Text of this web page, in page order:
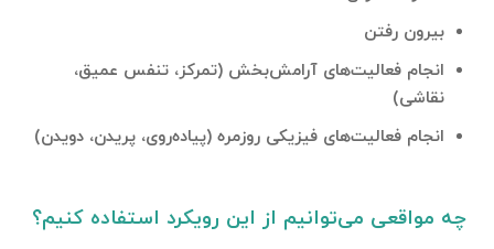
بیرون رفتن
انجام فعالیت‌های آرامش‌بخش (تمرکز، تنفس عمیق،
نقاشی)
انجام فعالیت‌های فیزیکی روزمره (پیاده‌روی، پریدن، دویدن)
چه مواقعی می‌توانیم از این رویکرد استفاده کنیم؟